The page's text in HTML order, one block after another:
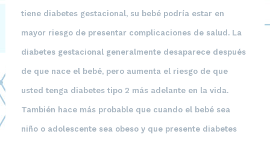
tiene diabetes gestacional, su bebé podría estar en
mayor riesgo de presentar complicaciones de salud. La
diabetes gestacional generalmente desaparece después
de que nace el bebé, pero aumenta el riesgo de que
usted tenga diabetes tipo 2 más adelante en la vida.
También hace más probable que cuando el bebé sea
niño o adolescente sea obeso y que presente diabetes